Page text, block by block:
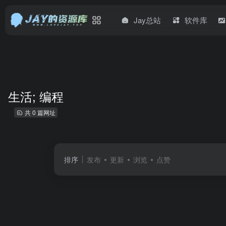
Jay总站 软件库
生活; 编程
共 0 篇网址
排序 发布 更新 浏览 点赞